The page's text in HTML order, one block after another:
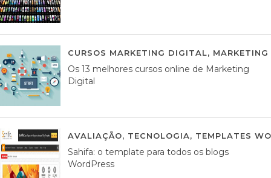
CURSOS MARKETING DIGITAL,
Os 13 melhores cursos online de Marketing
Digital
AVALIAÇÃO, TECNOLOGIA, TEMPLATES
Sahifa: o template para todos os blogs
WordPress